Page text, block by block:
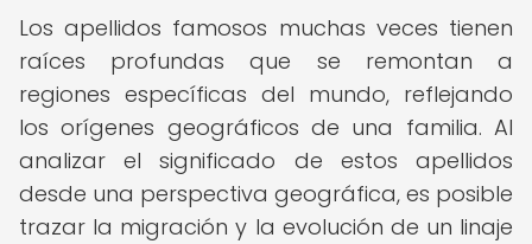
Los apellidos famosos muchas veces tienen
raíces profundas que se remontan a
regiones específicas del mundo, reflejando
los orígenes geográficos de una familia. Al
analizar el significado de estos apellidos
desde una perspectiva geográfica, es posible
trazar la migración y la evolución de un linaje